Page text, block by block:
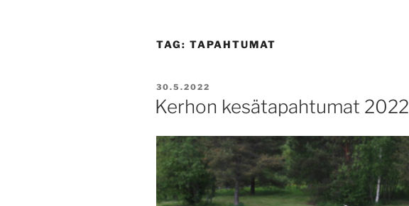
TAG: TAPAHTUMAT
POSTED
ON
30.5.2022
Kerhon kesätapahtumat 2022